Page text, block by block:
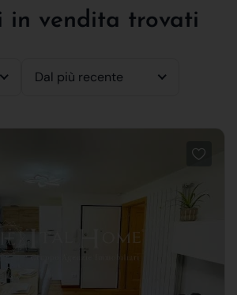
in vendita trovati
Dal più recente